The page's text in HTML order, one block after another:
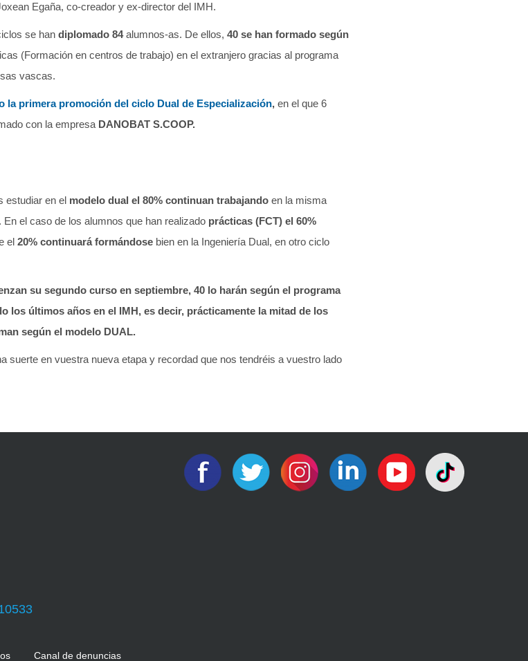
Egaña, co-creador y ex-director del IMH.
se han diplomado 84alumnos-as. De ellos, 40 se han formado según
(Formación en centros de trabajo) en el extranjero gracias al programa
vascas.
la primera promoción del ciclo Dual de Especialización, en el que 6
con la empresa DANOBAT S.COOP.
estudiar en el modelo dual el 80% continuan trabajando en la misma
el caso de los alumnos que han realizado prácticas (FCT) el 60%
el 20% continuará formándose bien en la Ingeniería Dual, en otro ciclo
su segundo curso en septiembre, 40 lo harán según el programa
los últimos años en el IMH, es decir, prácticamente la mitad de los
según el modelo DUAL.
suerte en vuestra nueva etapa y recordad que nos tendréis a vuestro lado
Canal de denuncias